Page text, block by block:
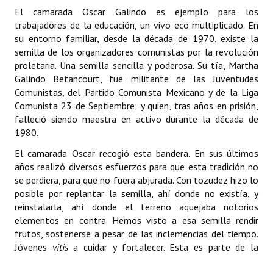
El camarada Oscar Galindo es ejemplo para los
trabajadores de la educación, un vivo eco multiplicado. En
su entorno familiar, desde la década de 1970, existe la
semilla de los organizadores comunistas por la revolución
proletaria. Una semilla sencilla y poderosa. Su tía, Martha
Galindo Betancourt, fue militante de las Juventudes
Comunistas, del Partido Comunista Mexicano y de la Liga
Comunista 23 de Septiembre; y quien, tras años en prisión,
falleció siendo maestra en activo durante la década de
1980.
El camarada Oscar recogió esta bandera. En sus últimos
años realizó diversos esfuerzos para que esta tradición no
se perdiera, para que no fuera abjurada. Con tozudez hizo lo
posible por replantar la semilla, ahí donde no existía, y
reinstalarla, ahí donde el terreno aquejaba notorios
elementos en contra. Hemos visto a esa semilla rendir
frutos, sostenerse a pesar de las inclemencias del tiempo.
Jóvenes vitisa cuidar y fortalecer. Esta es parte de la